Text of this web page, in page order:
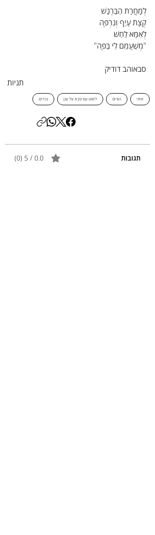
לְמָחֳרָת הַבַּרְנָשׁ
קְצָת עָיֵף וְנִרְפֶּה
לְאִמָּא לַחַשׁ
"מְשַׁעֲמֵם לִי בַּפֶּה"
סבאוהב דודיק
תגיות
איתי הורים לשוט עם סבא על ענן נכדים
תגובות 0.0 / 5 ‏(0)